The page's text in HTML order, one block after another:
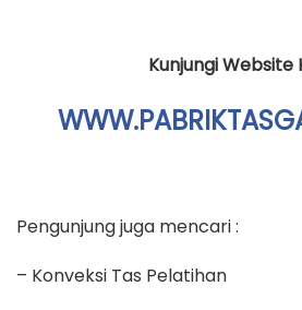
Kunjungi Website
Pengunjung juga mencari :
– Konveksi Tas Pelatihan